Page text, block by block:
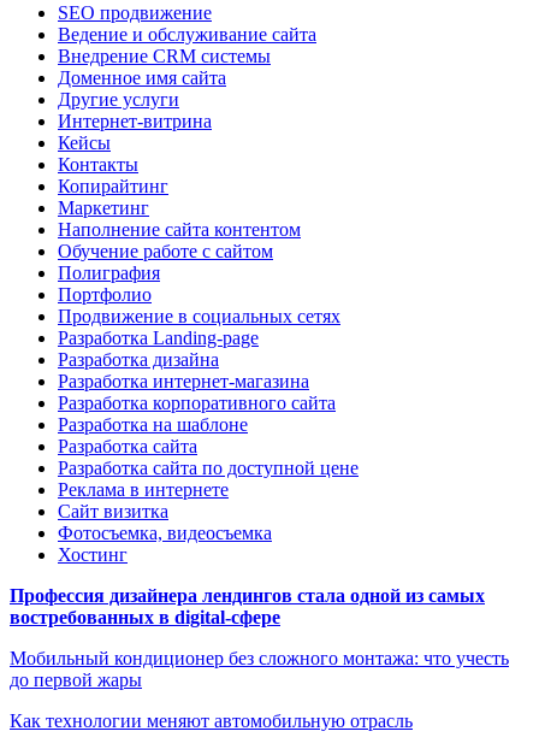
SEO продвижение
Ведение и обслуживание сайта
Внедрение CRM системы
Доменное имя сайта
Другие услуги
Интернет-витрина
Кейсы
Контакты
Копирайтинг
Маркетинг
Наполнение сайта контентом
Обучение работе с сайтом
Полиграфия
Портфолио
Продвижение в социальных сетях
Разработка Landing-page
Разработка дизайна
Разработка интернет-магазина
Разработка корпоративного сайта
Разработка на шаблоне
Разработка сайта
Разработка сайта по доступной цене
Реклама в интернете
Сайт визитка
Фотосъемка, видеосъемка
Хостинг
Профессия дизайнера лендингов стала одной из самых
востребованных в digital-сфере
Мобильный кондиционер без сложного монтажа: что учесть
до первой жары
Как технологии меняют автомобильную отрасль